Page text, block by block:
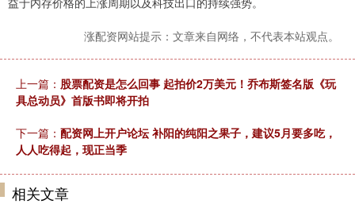
涨配资网站提示：文章来自网络，不代表本站观点。
上一篇： 股票配资是怎么回事 起拍价2万美元！乔布斯签名版《玩
具总动员》首版书即将开拍
下一篇： 配资网上开户论坛 补阳的纯阳之果子，建议5月要多吃，
人人吃得起，现正当季
相关文章